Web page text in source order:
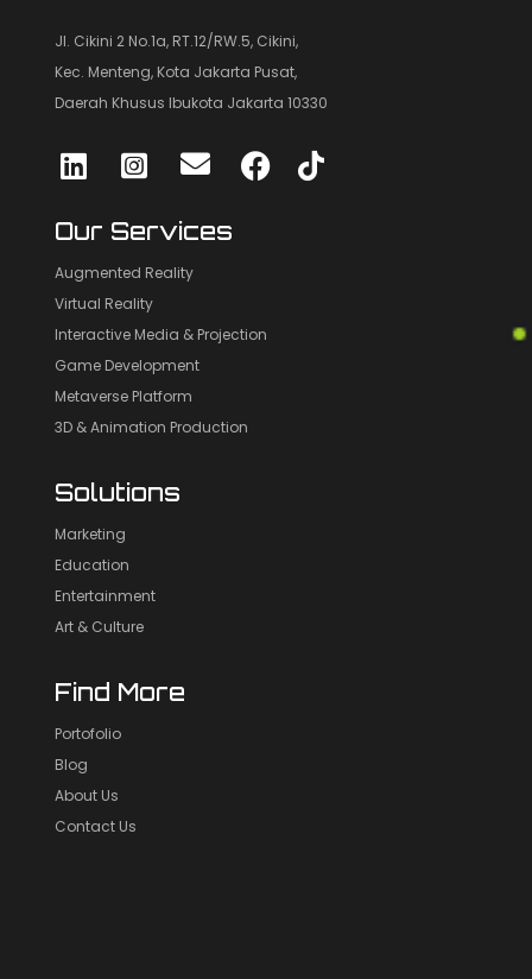
Jl. Cikini 2 No.1a, RT.12/RW.5, Cikini,
Kec. Menteng, Kota Jakarta Pusat,
Daerah Khusus Ibukota Jakarta 10330
Our Services
Augmented Reality
Virtual Reality
Interactive Media & Projection
Game Development
Metaverse Platform
3D & Animation Production
Solutions
Marketing
Education
Entertainment
Art & Culture
Find More
Portofolio
Blog
About Us
Contact Us